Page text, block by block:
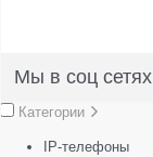
Мы в соц сетях
Категории
IP-телефоны